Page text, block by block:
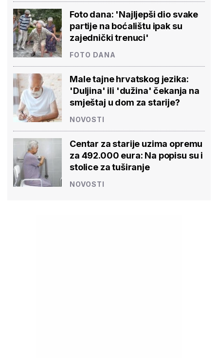
Foto dana: 'Najljepši dio svake
partije na boćalištu ipak su
zajednički trenuci'
FOTO DANA
Male tajne hrvatskog jezika:
'Duljina' ili 'dužina' čekanja na
smještaj u dom za starije?
NOVOSTI
Centar za starije uzima opremu
za 492.000 eura: Na popisu su i
stolice za tuširanje
NOVOSTI